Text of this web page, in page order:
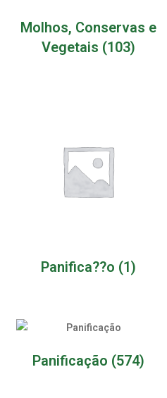
Molhos, Conservas e
Vegetais (103)
Panifica??o (1)
Panificação (574)